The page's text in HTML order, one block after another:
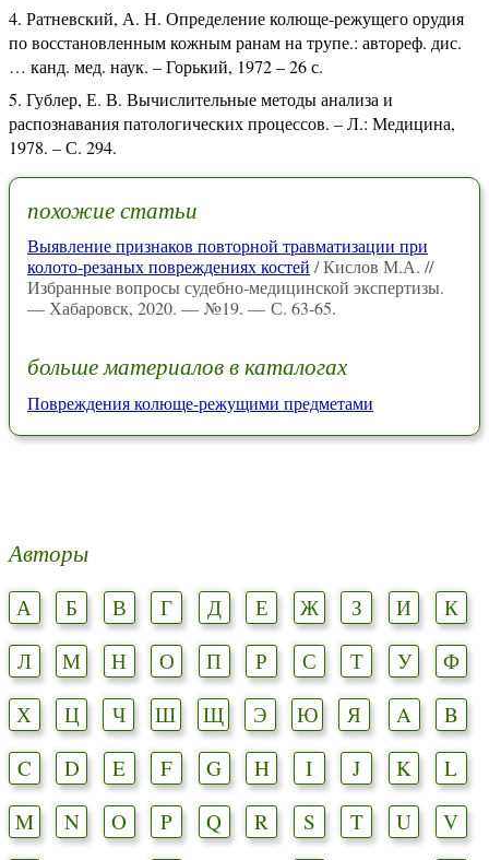
Ратневский, А. Н. Определение колюще-режущего орудия
по восстановленным кожным ранам на трупе.: автореф. дис.
… канд. мед. наук. – Горький, 1972 – 26 с.
Гублер, Е. В. Вычислительные методы анализа и
распознавания патологических процессов. – Л.: Медицина,
1978. – С. 294.
похожие статьи
Выявление признаков повторной травматизации при
колото-резаных повреждениях костей / Кислов М.А. //
Избранные вопросы судебно-медицинской экспертизы.
— Хабаровск, 2020. — №19. — С. 63-65.
больше материалов в каталогах
Повреждения колюще-режущими предметами
Авторы
А Б В Г Д Е Ж З И
К
Л
М Н О П Р С Т У
Ф
Х
Ц Ч Ш Щ Э Ю Я A
B
C
D E F G H I J K
L
M
N O P Q R S T U
V